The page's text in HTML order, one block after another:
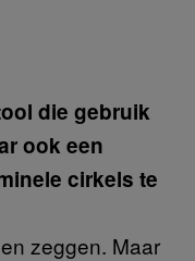
die gebruik
ook een
cirkels te
zeggen. Maar